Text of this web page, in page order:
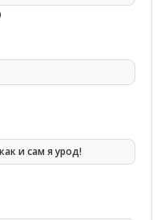
и сам я урод!